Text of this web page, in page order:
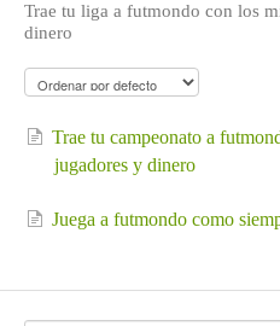
Trae tu liga a futmondo con los
dinero
Trae tu campeonato a
jugadores y dinero
Juega a futmondo como